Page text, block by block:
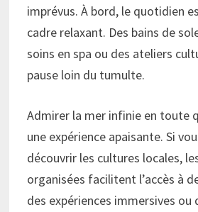
imprévus. À bord, le quotidien
cadre relaxant. Des bains de
soins en spa ou des ateliers
pause loin du tumulte.
Admirer la mer infinie en toute
une expérience apaisante. Si
découvrir les cultures locales,
organisées facilitent l’accès à
des expériences immersives ou